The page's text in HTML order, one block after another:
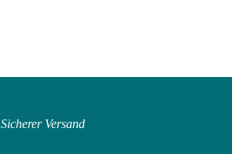
Sicherer Versand